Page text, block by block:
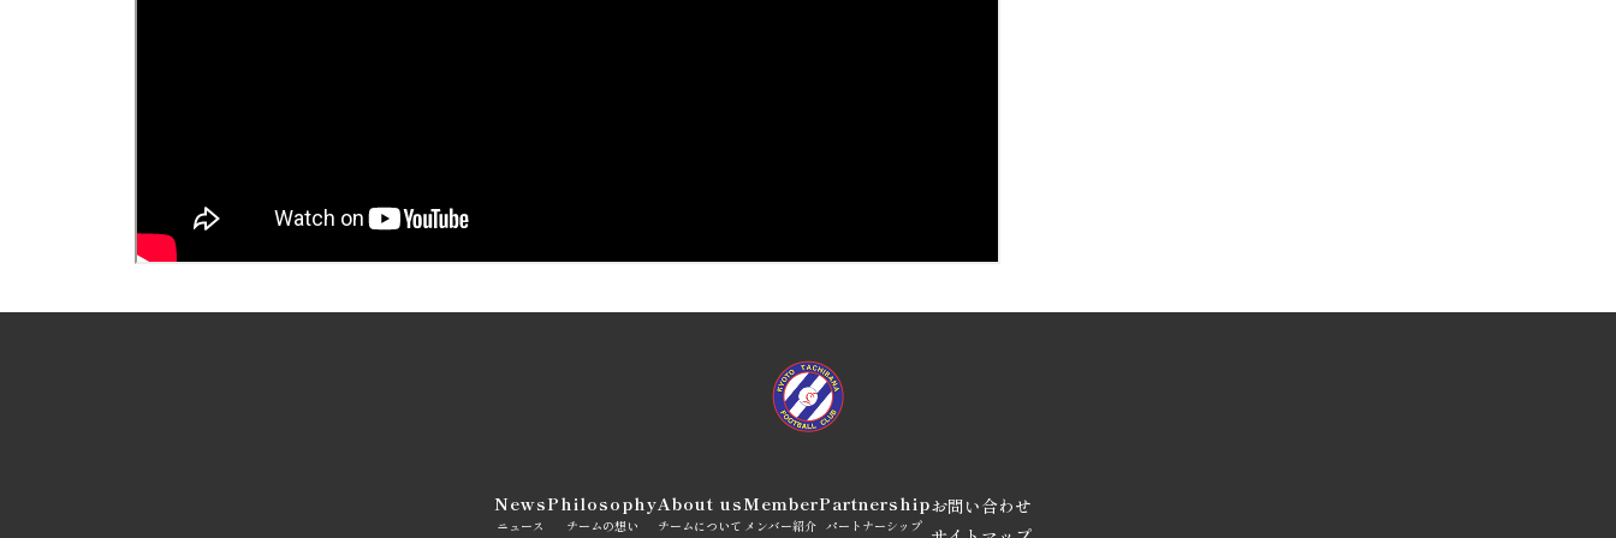
ニュース
News
チームの想い
Philosophy
チームについて
About us
メンバー紹介
Member
パートナーシップ
Partnershipお問い合わせ